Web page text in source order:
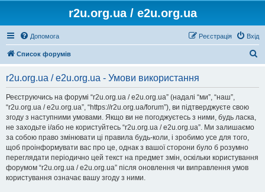
r2u.org.ua / e2u.org.ua
Допомога Вхід
Реєстрація
Список форумів
r2u.org.ua / e2u.org.ua - Умови використання
Реєструючись на форумі “r2u.org.ua / e2u.org.ua” (надалі “ми”, “наш”,
“r2u.org.ua / e2u.org.ua”, “https://r2u.org.ua/forum”), ви підтверджуєте свою
згоду з наступними умовами. Якщо ви не погоджуєтесь з ними, будь ласка,
не заходьте і/або не користуйтесь “r2u.org.ua / e2u.org.ua”. Ми залишаємо
за собою право змінювати ці правила будь-коли, і зробимо усе для того,
щоб проінформувати вас про це, однак з вашої сторони було б розумно
переглядати періодично цей текст на предмет змін, оскільки користування
форумом “r2u.org.ua / e2u.org.ua” після оновлення чи виправлення умов
користування означає вашу згоду з ними.